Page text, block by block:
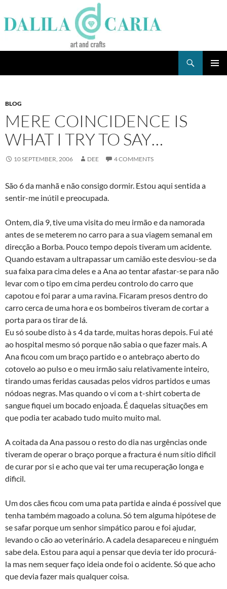
to
content
BLOG
MERE COINCIDENCE IS
WHAT I TRY TO SAY…
10 SEPTEMBER, 2006 DEE 4 COMMENTS
São 6 da manhã e não consigo dormir. Estou aqui sentida a
sentir-me inútil e preocupada.
Ontem, dia 9, tive uma visita do meu irmão e da namorada
antes de se meterem no carro para a sua viagem semanal em
direcção a Borba. Pouco tempo depois tiveram um acidente.
Quando estavam a ultrapassar um camião este desviou-se da
sua faixa para cima deles e a Ana ao tentar afastar-se para não
levar com o tipo em cima perdeu controlo do carro que
capotou e foi parar a uma ravina. Ficaram presos dentro do
carro cerca de uma hora e os bombeiros tiveram de cortar a
porta para os tirar de lá.
Eu só soube disto à s 4 da tarde, muitas horas depois. Fui até
ao hospital mesmo só porque não sabia o que fazer mais. A
Ana ficou com um braço partido e o antebraço aberto do
cotovelo ao pulso e o meu irmão saiu relativamente inteiro,
tirando umas feridas causadas pelos vidros partidos e umas
nódoas negras. Mas quando o vi com a t-shirt coberta de
sangue fiquei um bocado enjoada. É daquelas situações em
que podia ter acabado tudo muito muito mal.
A coitada da Ana passou o resto do dia nas urgências onde
tiveram de operar o braço porque a fractura é num sí­tio dificil
de curar por si e acho que vai ter uma recuperação longa e
dificil.
Um dos cães ficou com uma pata partida e ainda é possível que
tenha também magoado a coluna. Só tem alguma hipótese de
se safar porque um senhor simpático parou e foi ajudar,
levando o cão ao veterinário. A cadela desapareceu e ninguém
sabe dela. Estou para aqui a pensar que devia ter ido procurá-
la mas nem sequer faço ideia onde foi o acidente. Só que acho
que devia fazer mais qualquer coisa.